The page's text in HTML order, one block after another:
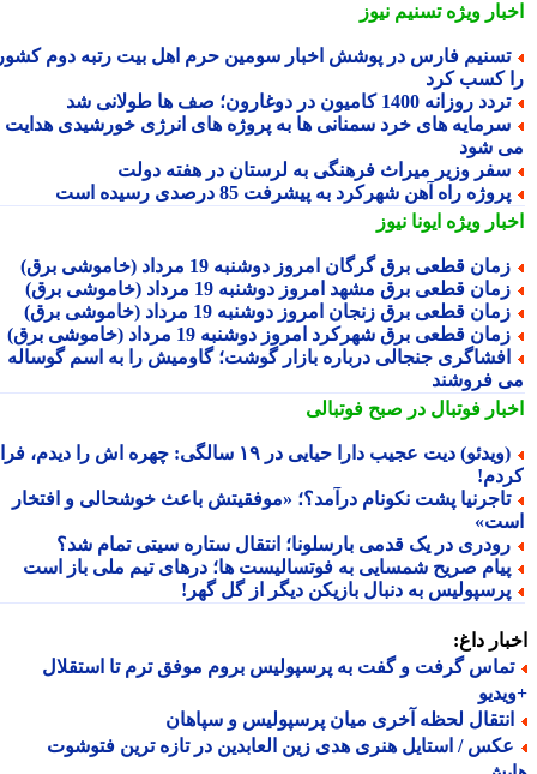
ویژهتسنیم نیوز
فارس در پوشش اخبار سومین حرم اهل بیت رتبه دوم کشور
کسب کرد
روزانه 1400 کامیون در دوغارون؛ صف ها طولانی شد
های خرد سمنانی ها به پروژه های انرژی خورشیدی هدایت
شود
وزیر میراث فرهنگی به لرستان در هفته دولت
راه آهن شهرکرد به پیشرفت 85 درصدی رسیده است
ویژهایونا نیوز
قطعی برق گرگان امروز دوشنبه 19 مرداد (خاموشی برق)
قطعی برق مشهد امروز دوشنبه 19 مرداد (خاموشی برق)
قطعی برق زنجان امروز دوشنبه 19 مرداد (خاموشی برق)
قطعی برق شهرکرد امروز دوشنبه 19 مرداد (خاموشی برق)
جنجالی درباره بازار گوشت؛ گاومیش را به اسم گوساله
فروشند
فوتبال در صبح فوتبالی
(ویدئو) دیت عجیب دارا حیایی در ۱۹ سالگی: چهره اش را دیدم، فرار
پشت نکونام درآمد؟؛ «موفقیتش باعث خوشحالی و افتخار
در یک قدمی بارسلونا؛ انتقال ستاره سیتی تمام شد؟
صریح شمسایی به فوتسالیست ها؛ درهای تیم ملی باز است
به دنبال بازیکن دیگر از گل گهر!
داغ:
گرفت و گفت به پرسپولیس بروم موفق ترم تا استقلال
لحظه آخری میان پرسپولیس و سپاهان
/ استایل هنری هدی زین العابدین در تازه ترین فتوشوت